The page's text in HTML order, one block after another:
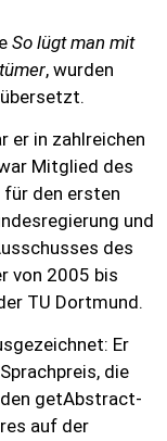
So lügt man mit
, wurden
er in zahlreichen
Mitglied des
den ersten
und
des
von 2005 bis
TU Dortmund.
Er
die
getAbstract-
auf der